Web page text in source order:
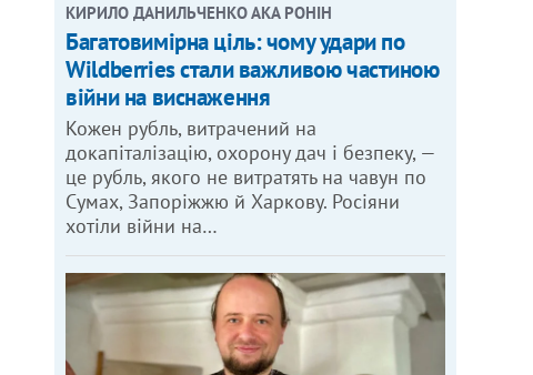
КИРИЛО ДАНИЛЬЧЕНКО АКА РОНІН
Багатовимірна ціль: чому удари по
Wildberries стали важливою частиною
війни на виснаження
Кожен рубль, витрачений на
докапіталізацію, охорону дач і безпеку, —
це рубль, якого не витратять на чавун по
Сумах, Запоріжжю й Харкову. Росіяни
хотіли війни на…